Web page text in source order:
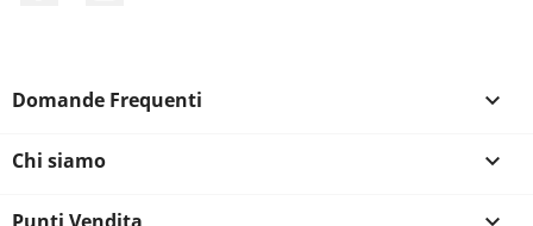
Domande Frequenti 
Chi siamo 